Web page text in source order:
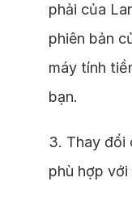
phải của
phiên bản
máy tính
bạn.
3. Thay đổi
phù hợp với